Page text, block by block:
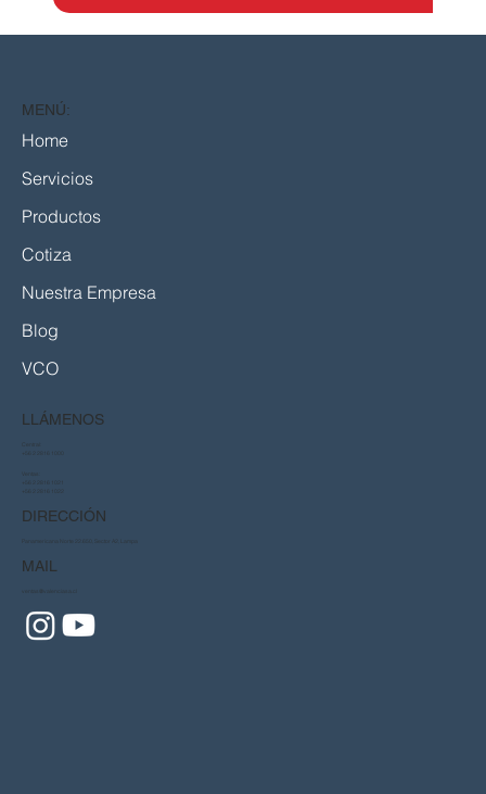
DIRECCIÓN
MAIL
+56 2 2816 1021
+56 2 2816 1022
+56 2 2816 1000
LLÁMENOS
Home
Servicios
Productos
Cotiza
Nuestra Empresa
Blog
VCO
MENÚ: